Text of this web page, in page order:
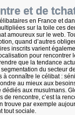
et de
en France et
sur la toile ces
amoureux sur le web.
quand d’autres
inscrits varient
pour
que la tendance
du secteur
connaître le célibat :
au mieux aux
aux musulmans.
rencontre, c’est la
trouve par exemple
tout sociale.